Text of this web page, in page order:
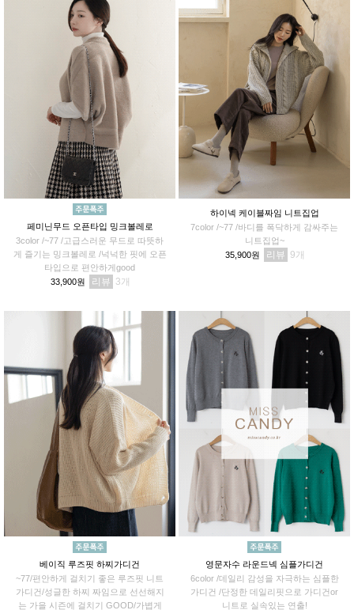
페미닌무드 오픈타입 밍크볼레로
3color /~77 /고급스러운 무드로 따뜻하
게 즐기는 밍크볼레로 /넉넉한 핏에 오픈
타입으로 편안하게good
33,900원
리뷰 3
하이넥 케이블짜임 니트집업
7color /~77 /바디를 폭닥하게 감싸주는
니트집업~
35,900원
리뷰 9
베이직 루즈핏 하찌가디건
~77/편안하게 걸치기 좋은 루즈핏 니트
가디건/성글한 하찌 짜임으로 선선해지
는 가을 시즌에 걸치기 GOOD/가볍게
영문자수 라운드넥 심플가디건
6color /데일리 감성을 자극하는 심플한
가디건 /단정한 데일리핏으로 가디건or
니트로 실속있는 연출!